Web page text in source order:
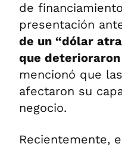
de
presentación
de un “dólar
que
mencionó que
afectaron su
negocio.
Recientemente,